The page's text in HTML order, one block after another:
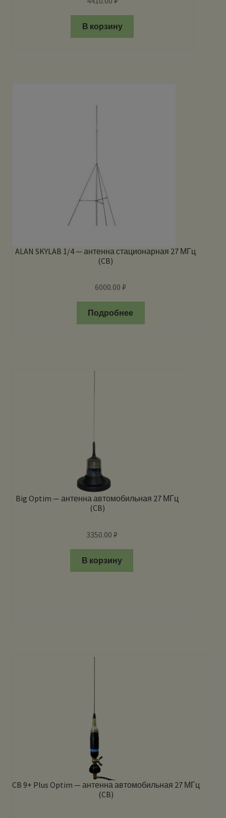
В корзину
ALAN SKYLAB 1/4 — антенна стационарная 27 МГц
(CB)
6000.00₽
Подробнее
Big Optim — антенна автомобильная 27 МГц
(CB)
3350.00 ₽
В корзину
CB 9+ Plus Optim — антенна автомобильная 27 МГц
(CB)